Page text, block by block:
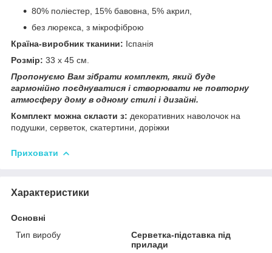
80% поліестер, 15% бавовна, 5% акрил,
без люрекса, з мікрофіброю
Країна-виробник тканини: Іспанія
Розмір: 33 х 45 см.
Пропонуємо Вам зібрати комплект, який буде
гармонійно поєднуватися і створювати не повторну
атмосферу дому в одному стилі і дизайні.
Комплект можна скласти з: декоративних наволочок на
подушки, серветок, скатертини, доріжки
Приховати
Характеристики
Основні
Тип виробу
Серветка-підставка під
прилади